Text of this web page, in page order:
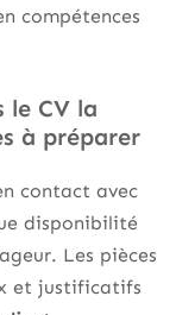
compétences
le CV la
à préparer
contact avec
disponibilité
Les pièces
et justificatifs